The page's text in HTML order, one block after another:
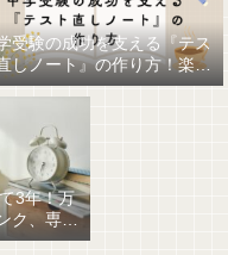
受験の成功を支える『テス
しノート』の作り方！楽に
ための最強おすすめ文房具
3年！万
ク、専用
ていま